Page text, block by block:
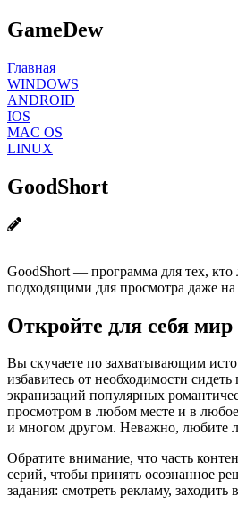
GameDew
Главная
WINDOWS
ANDROID
IOS
MAC OS
LINUX
GoodShort
GoodShort — программа для тех, кто
подходящими для просмотра даже на
Откройте для себя
Вы скучаете по захватывающим
избавитесь от необходимости
экранизаций популярных
просмотром в любом месте и в
и многом другом. Неважно, любите
Обратите внимание, что часть
серий, чтобы принять осознанное
задания: смотреть рекламу,